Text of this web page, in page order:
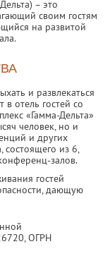
– это
своим гостям
на развитой
и развлекаться
отель гостей со
«Гамма-Дельта»
человек, но и
и других
из 6,
залов.
гостей
дающую
, ОГРН